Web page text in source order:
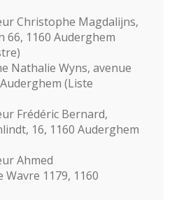
Christophe Magdalijns,
66, 1160 Auderghem
Nathalie Wyns, avenue
(Liste
Frédéric Bernard,
16, 1160 Auderghem
Ahmed
Wavre 1179, 1160